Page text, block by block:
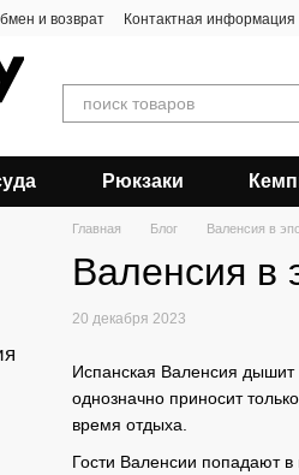
и возврат Контактная информация
Рюкзаки
Главная Блог Валенсия в
Валенсия в
20 декабря 2023
Испанская Валенсия
однозначно приносит
время отдыха.
Гости Валенсии попадают